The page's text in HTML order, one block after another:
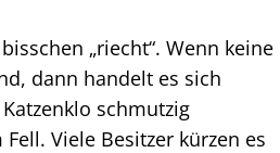
„riecht“. Wenn keine
dann handelt es sich
schmutzig
Viele Besitzer kürzen es